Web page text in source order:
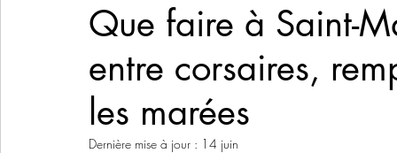
Que faire à Saint-
entre corsaires,
les marées
Dernière mise à jour : 14 juin